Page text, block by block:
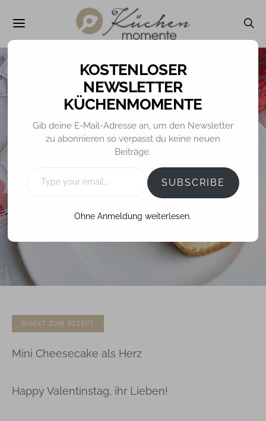
Mini-Cheesecakes
mit (Frucht)Herz
14. FEBRUAR 2020 TINA
DIREKT ZUM REZEPT
Mini Cheesecake als Herz
Happy Valentinstag, ihr Lieben!
NEWSLETTER
KÜCHENMOMENTE
Gib deine E-Mail-Adresse an, um den Newsletter
zu abonnieren so verpasst du keine neuen
Beiträge.
YOUR
EMAIL…
SUBSCRIBE
Ohne Anmeldung weiterlesen.